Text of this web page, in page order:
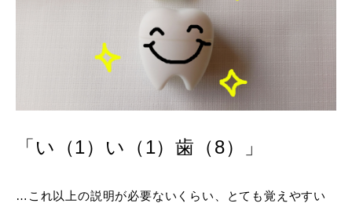
「い（1）い（1）歯（8）」
…これ以上の説明が必要ないくらい、とても覚えやすい